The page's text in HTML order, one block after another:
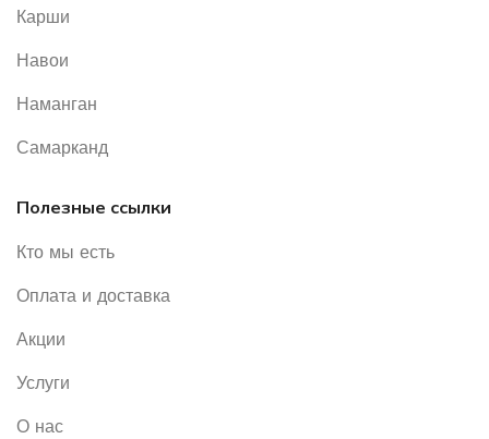
Карши
Навои
Наманган
Самарканд
Полезные ссылки
Кто мы есть
Оплата и доставка
Акции
Услуги
О нас